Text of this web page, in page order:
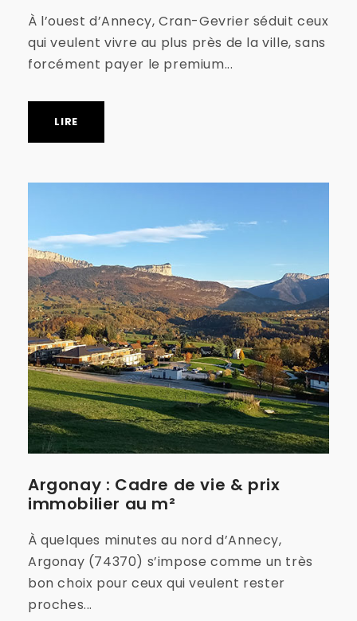
À l’ouest d’Annecy, Cran-Gevrier séduit ceux
qui veulent vivre au plus près de la ville, sans
forcément payer le premium...
LIRE
Argonay : Cadre de vie & prix
immobilier au m²
À quelques minutes au nord d’Annecy,
Argonay (74370) s’impose comme un très
bon choix pour ceux qui veulent rester
proches...